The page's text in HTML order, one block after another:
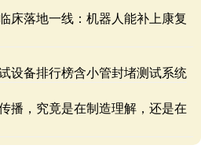
床落地一线：机器人能补上康复
设备排行榜含小管封堵测试系统
播，究竟是在制造理解，还是在